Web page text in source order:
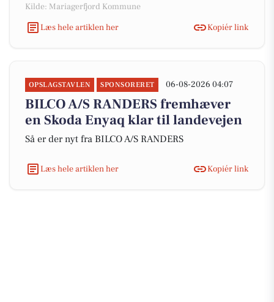
Kilde: Mariagerfjord Kommune
Læs hele artiklen her
Kopiér link
OPSLAGSTAVLEN SPONSORERET 06-08-2026 04:07
BILCO A/S RANDERS fremhæver
en Skoda Enyaq klar til landevejen
Så er der nyt fra BILCO A/S RANDERS
Læs hele artiklen her Kopiér link